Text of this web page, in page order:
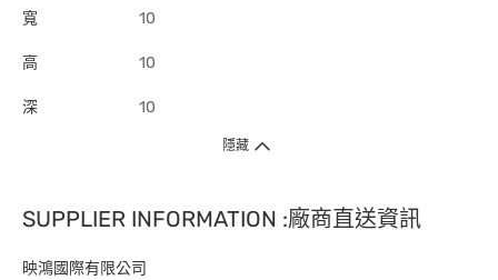
寬 10
高 10
深 10
隱藏
SUPPLIER INFORMATION :廠商直送資訊
映鴻國際有限公司